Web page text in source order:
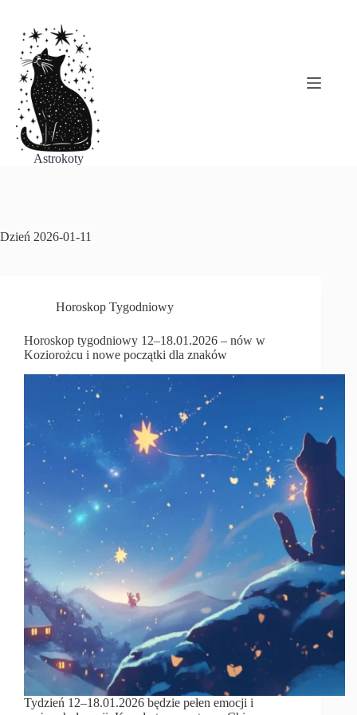
treści
Astrokoty
Dzień 2026-01-11
Horoskop Tygodniowy
Horoskop tygodniowy 12–18.01.2026 – nów w
Koziorożcu i nowe początki dla znaków
Tydzień 12–18.01.2026 będzie pełen emocji i